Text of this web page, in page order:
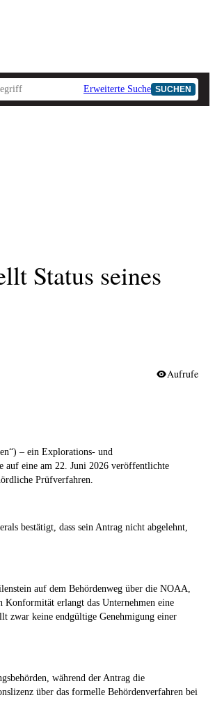
Erweiterte Suche SUCHEN
Status seines
Aufrufe
“) – ein Explorations- und
auf eine am 22. Juni 2026 veröffentlichte
Prüfverfahren.
bestätigt, dass sein Antrag nicht abgelehnt,
auf dem Behördenweg über die NOAA,
erlangt das Unternehmen eine
zwar keine endgültige Genehmigung einer
während der Antrag die
über das formelle Behördenverfahren bei